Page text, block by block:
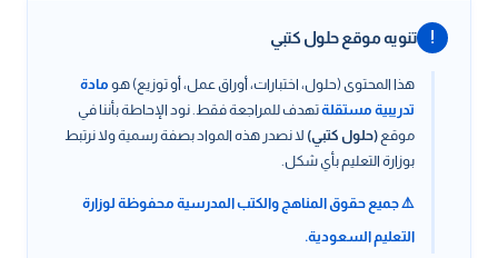
! تنويه موقع حلول كتبي
هذا المحتوى (حلول، اختبارات، أوراق عمل، أو توزيع) هو مادة
تدريبية مستقلةتهدف للمراجعة فقط. نود الإحاطة بأننا في
موقع (حلول كتبي) لا نصدر هذه المواد بصفة رسمية ولا نرتبط
بوزارة التعليم بأي شكل.
⚠️ جميع حقوق المناهج والكتب المدرسية محفوظة لوزارة
التعليم السعودية.